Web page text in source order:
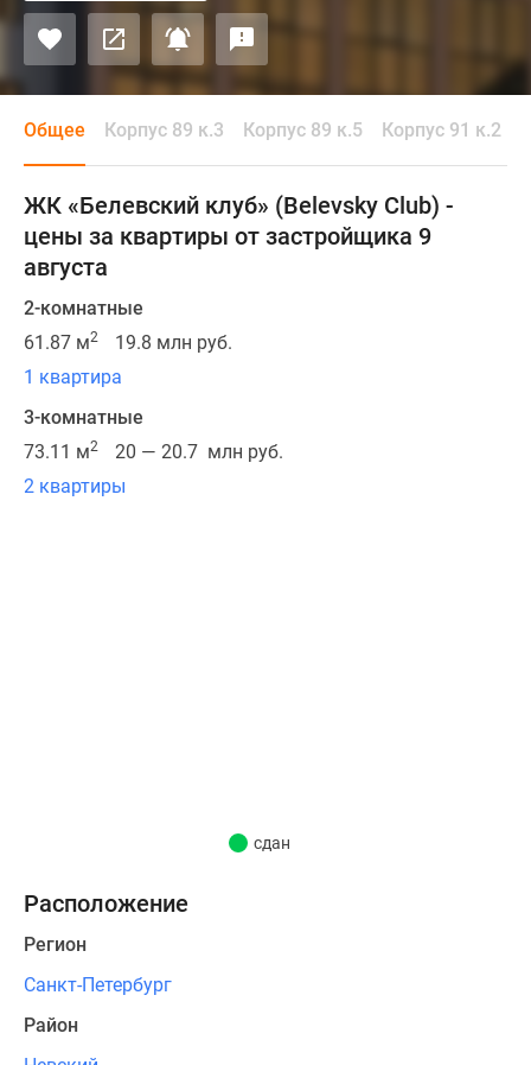
районе,
состоящий
из
четырех
восьмиэтажных
с
панорамным
остеклением
разместятся
пересечении
ул.Седова
и
Белевского
стеклопакеты.
Каждый
корпус
содержит
себе
Общее Корпус 89 к.3 Корпус 89 к.5 Корпус 91 к.2
ЖК «Белевский клуб» (Belevsky Club) -
цены за квартиры от застройщика 9
августа
2-комнатные
61.87 м2
19.8 млн руб.
1 квартира
3-комнатные
73.11 м2
20 — 20.7 млн руб.
2 квартиры
сдан
Расположение
Регион
Санкт-Петербург
Район